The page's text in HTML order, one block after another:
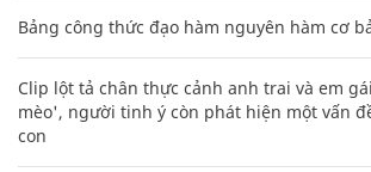
Bảng công thức đạo hàm nguyên hàm cơ
Clip lột tả chân thực cảnh anh trai và em
mèo', người tinh ý còn phát hiện một vấn
con